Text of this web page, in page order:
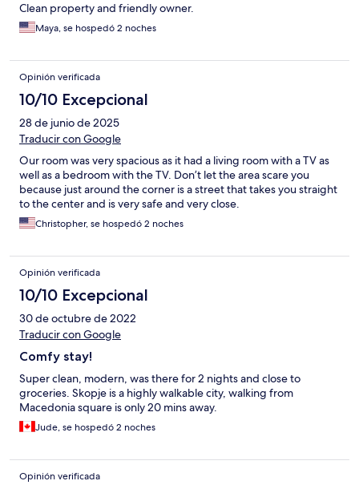
Clean property and friendly owner.
Maya, se hospedó 2 noches
Opinión verificada
10/10 Excepcional
28 de junio de 2025
Traducir con Google
Our room was very spacious as it had a living room with a TV as
well as a bedroom with the TV. Don’t let the area scare you
because just around the corner is a street that takes you straight
to the center and is very safe and very close.
Christopher, se hospedó 2 noches
Opinión verificada
10/10 Excepcional
30 de octubre de 2022
Traducir con Google
Comfy stay!
Super clean, modern, was there for 2 nights and close to
groceries. Skopje is a highly walkable city, walking from
Macedonia square is only 20 mins away.
Jude, se hospedó 2 noches
Opinión verificada